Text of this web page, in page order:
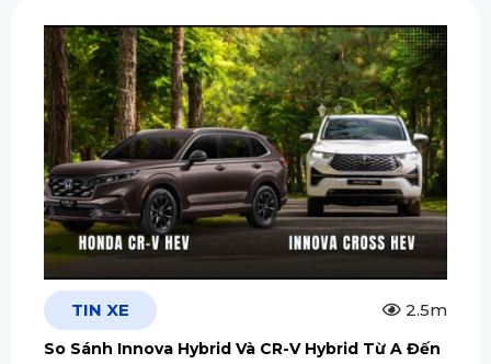
TIN XE 2.5m
So Sánh Innova Hybrid Và CR-V Hybrid Từ A Đến